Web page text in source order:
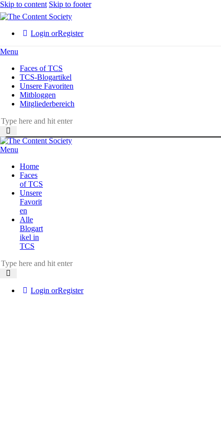
Skip to content Skip to footer
Login orRegister
Menu
Faces of TCS
TCS-Blogartikel
Unsere Favoriten
Mitbloggen
Mitgliederbereich
Menu
Home
Faces
of TCS
Unsere
Favorit
en
Alle
Blogart
ikel in
TCS
Login orRegister